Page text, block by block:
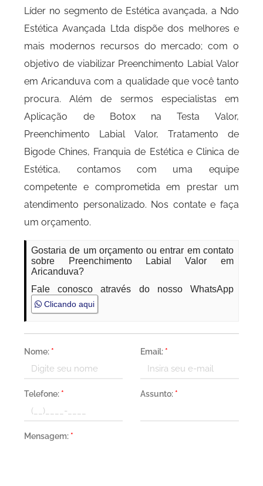
Líder no segmento de Estética avançada, a Ndo
Estética Avançada Ltda dispõe dos melhores e
mais modernos recursos do mercado; com o
objetivo de viabilizar Preenchimento Labial Valor
em Aricanduva com a qualidade que você tanto
procura. Além de sermos especialistas em
Aplicação de Botox na Testa Valor,
Preenchimento Labial Valor, Tratamento de
Bigode Chines, Franquia de Estética e Clinica de
Estética, contamos com uma equipe
competente e comprometida em prestar um
atendimento personalizado. Nos contate e faça
um orçamento.
Gostaria de um orçamento ou entrar em contato
sobre Preenchimento Labial Valor em
Aricanduva?
Fale conosco através do nosso WhatsApp
Clicando aqui
Nome: * Email: *
Telefone: * Assunto: *
Mensagem: *